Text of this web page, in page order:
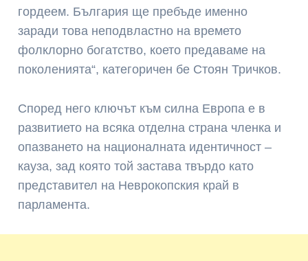
гордеем. България ще пребъде именно
заради това неподвластно на времето
фолклорно богатство, което предаваме на
поколенията“, категоричен бе Стоян Тричков.
Според него ключът към силна Европа е в
развитието на всяка отделна страна членка и
опазването на националната идентичност –
кауза, зад която той застава твърдо като
представител на Неврокопския край в
парламента.